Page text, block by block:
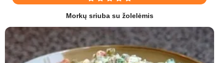
Morkų sriuba su žolelėmis